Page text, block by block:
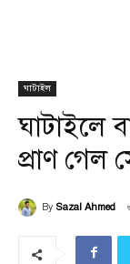
ঘাটাইল
ঘাটাইলে
প্রাণ গেল
By Sazal Ahmed